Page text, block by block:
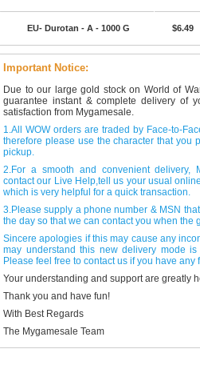
EU- Durotan - A - 1000 G $6.49
Important Notice:
Due to our large gold stock on World of
guarantee instant & complete delivery of
satisfaction from Mygamesale.
1.All WOW orders are traded by Face-to-
therefore please use the character that you
pickup.
2.For a smooth and convenient delivery,
contact our Live Help,tell us your usual
which is very helpful for a quick transaction.
3.Please supply a phone number & MSN
the day so that we can contact you when the
Sincere apologies if this may cause any
may understand this new delivery mode
Please feel free to contact us if you have any
Your understanding and support are greatly
Thank you and have fun!
With Best Regards
The Mygamesale Team